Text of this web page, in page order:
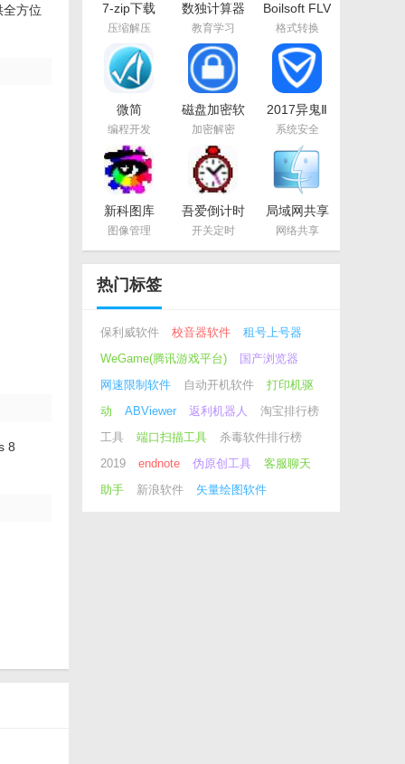
方位
8
7-zip下载
v18.03 简体
中文美化版
压缩解压
数独计算器
v1.2 免安装
版
教育学习
Boilsoft FLV
Converterv1.6
绿色版
格式转换
微简
vipage（代
码自动生成
器）v4.2 官
方版
编程开发
磁盘加密软
件CnCrypt
下载v1.23
官方版
加密解密
2017异鬼Ⅱ
病毒免疫工
具腾讯电脑
管家查杀
v1.0 最新版
系统安全
新科图库
v1.1 正式版
图像管理
吾爱倒计时
v1.0.1 中文
版
开关定时
局域网共享
精灵v10.6
官方绿色版
网络共享
热门标签
保利威软件 校音器软件
租号上号器
WeGame(腾讯游戏平台)
国产浏览器
网速限制软件
自动开机软件
打印机驱
动
ABViewer 返利机器人
淘宝排行榜
工具
端口扫描工具
杀毒软件排行榜
2019
endnote 伪原创工具
客服聊天
助手
新浪软件 矢量绘图软件